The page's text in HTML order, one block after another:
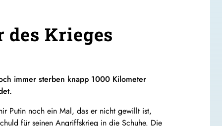
Krieges
immer sterben knapp 1000 Kilometer
Putin noch ein Mal, das er nicht gewillt ist,
für seinen Angriffskrieg in die Schuhe. Die